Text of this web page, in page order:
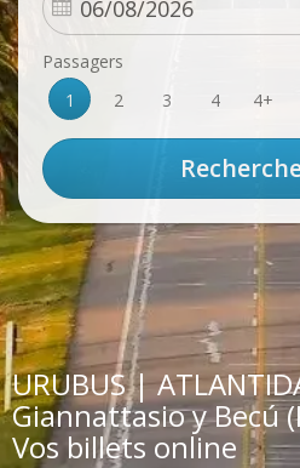
Passagers
1
2 3 4 4+
URUBUS |
Giannattasio y Becú
Vos billets online